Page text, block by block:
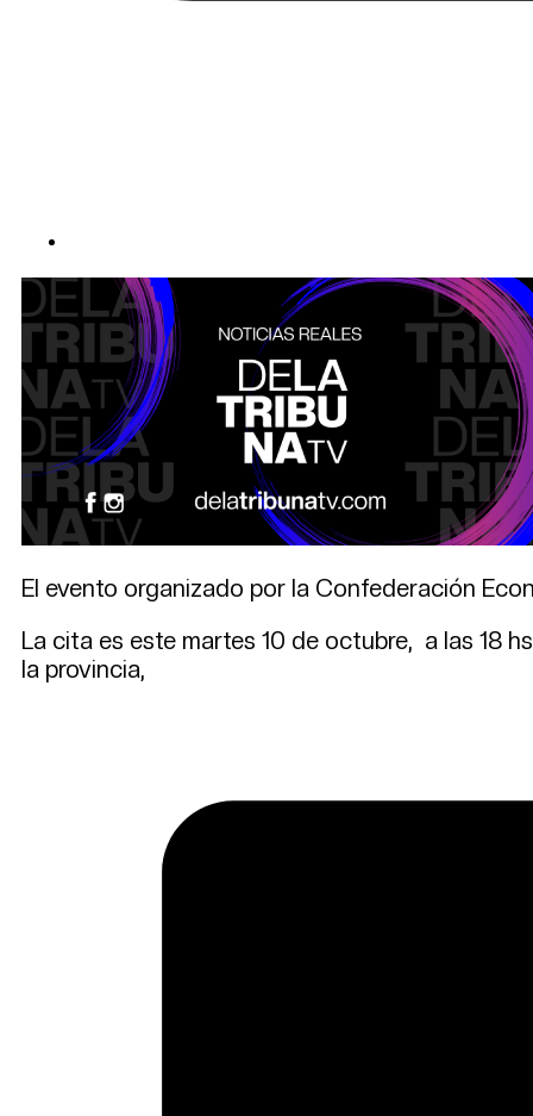
El evento organizado por la Confederación
La cita es este martes 10 de octubre, a las 18
la provincia,